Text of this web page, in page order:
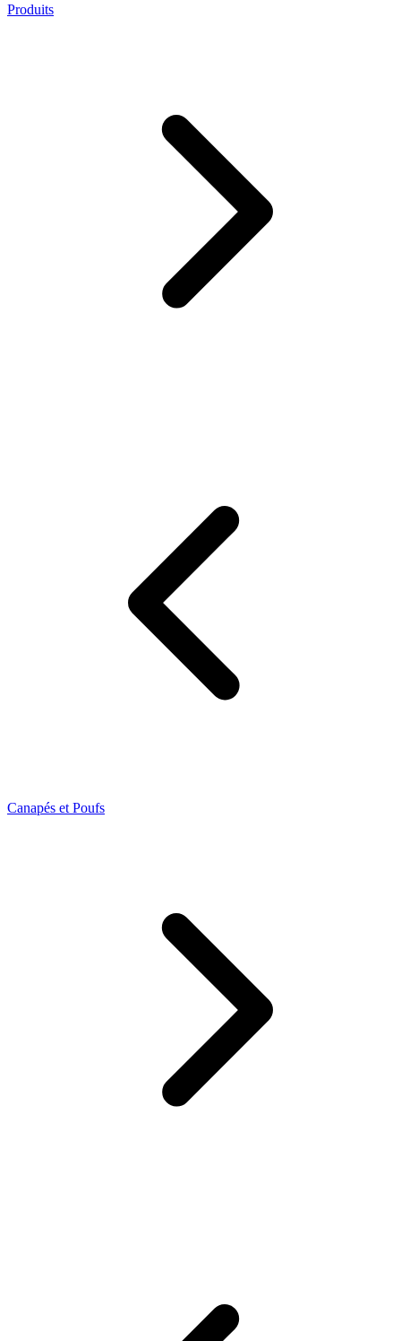
Produits
Canapés et Poufs